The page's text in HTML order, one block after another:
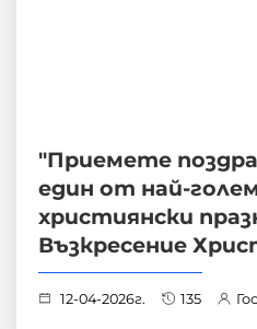
"Приемете
един от най-
християнски
Възкресение
12-04-2026г. 135